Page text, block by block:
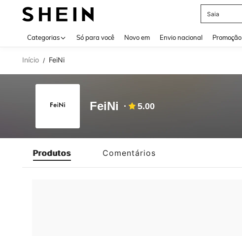
Saia
Categorias Só para você Novo em Envio nacional Promoção
Início / FeiNi
FeiNi 5.00
Produtos Comentários